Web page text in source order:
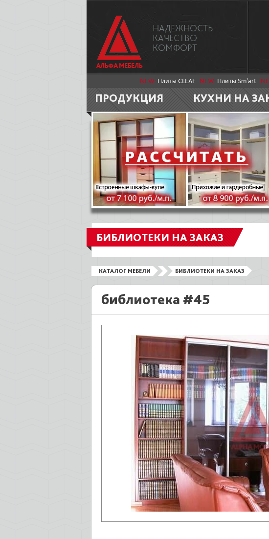
НАДЕЖНОСТЬ
КАЧЕСТВО
КОМФОРТ
NEW: Плиты CLEAF NEW: Плиты Sm'art
ПРОДУКЦИЯ КУХНИ НА
БИБЛИОТЕКИ НА ЗАКАЗ
КАТАЛОГ МЕБЕЛИ БИБЛИОТЕКИ НА ЗАКАЗ
библиотека #45